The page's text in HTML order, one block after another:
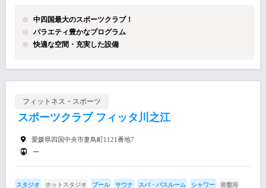
中四国最大のスポーツクラブ！
バラエティ豊かなプログラム
快適な空間・充実した設備
フィットネス・スポーツ
スポーツクラブ フィッタ川之江
愛媛県四国中央市妻鳥町1121番地7
ー
スタジオ ホットスタジオ プール サウナ スパ・バスルーム シャワー 岩盤浴